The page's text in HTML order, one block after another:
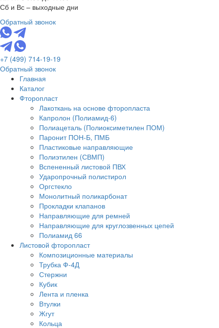
Сб и Вс – выходные дни
Обратный звонок
+7 (499) 714-19-19
Обратный звонок
Главная
Каталог
Фторопласт
Лакоткань на основе фторопласта
Капролон (Полиамид-6)
Полиацеталь (Полиоксиметилен ПОМ)
Паронит ПОН-Б, ПМБ
Пластиковые направляющие
Полиэтилен (СВМП)
Вспененный листовой ПВХ
Ударопрочный полистирол
Оргстекло
Монолитный поликарбонат
Прокладки клапанов
Направляющие для ремней
Направляющие для круглозвенных цепей
Полиамид 66
Листовой фторопласт
Композиционные материалы
Трубка Ф-4Д
Стержни
Кубик
Лента и пленка
Втулки
Жгут
Кольца